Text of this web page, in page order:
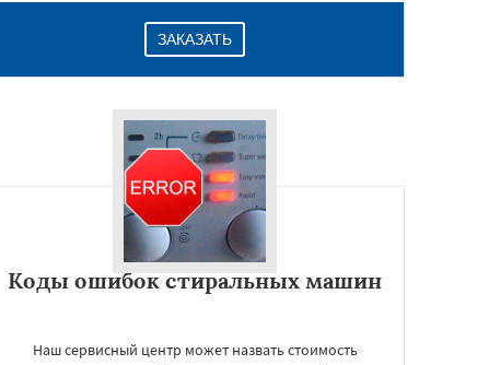
ЗАКАЗАТЬ
Коды ошибок стиральных машин
Наш сервисный центр может назвать стоимость